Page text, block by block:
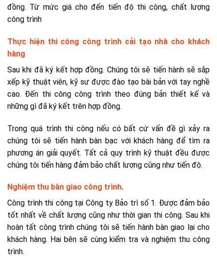
đồng. Từ mức giá cho đến tiến độ thi công, chất lượng
công trình
Thực hiện thi công công trình cải tạo nhà cho khách
hàng
Sau khi đã ký kết hợp đồng. Chúng tôi sẽ tiến hành sẽ sắp
xếp kỹ thuật viên, kỹ sư được đào tạo bài bản với tay nghề
cao. Đến thi công công trình theo đúng bản thiết kế và
những gì đã ký kết trên hợp đồng.
Trong quá trình thi công nếu có bất cứ vấn đề gì xảy ra
chúng tôi sẽ tiến hành bàn bạc với khách hàng để tìm ra
phương án giải quyết. Tất cả quy trình kỹ thuật đều được
chúng tôi tiến hàng đảm bảo chất lượng cũng như tiến độ.
Nghiệm thu bàn giao công trình.
Công trình thi công tại Công ty Bảo trì số 1. Được đảm bảo
tốt nhất về chất lượng cũng như thời gian thi công. Sau khi
hoàn tất công trình chúng tôi sẽ tiến hành bàn giao lại cho
khách hàng. Hai bên sẽ cùng kiểm tra và nghiệm thu công
trình.